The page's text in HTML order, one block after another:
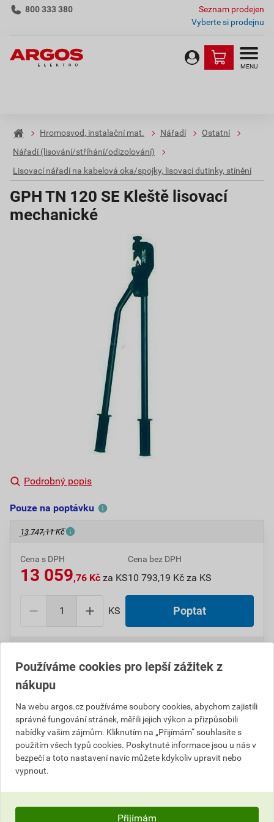
800 333 380
Seznam prodejen
Vyberte si prodejnu
MENU
Hromosvod, instalační mat. Nářadí
Ostatní
Nářadí (lisování/stříhání/odizolování)
Lisovací nářadí na kabelová oka/spojky, lisovací dutinky, stínění
GPH TN 120 SE Kleště lisovací
mechanické
Podrobný popis
Pouze na poptávku
13 747,11 Kč
Cena s DPH
13 059,76 Kč za KS
Cena bez DPH
10 793,19 Kč za KS
KS Poptat
(10 793,19Kč bez DPH).
Číslo položky:
Výrobky značky: GPH
Popis
Používáme cookies pro lepší zážitek z
nákupu
Na webu argos.cz používáme soubory cookies, abychom zajistili
správné fungování stránek, měřili jejich výkon a přizpůsobili
nabídky vašim zájmům. Kliknutím na „Přijímám“ souhlasíte s
použitím všech typů cookies. Poskytnuté informace jsou u nás v
bezpečí a toto nastavení navíc můžete kdykoliv upravit nebo
vypnout.
Přijímám